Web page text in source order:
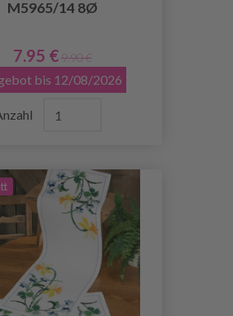
M5965/14 8Ø
7.95 € 9.90 €
bis 12/08/2026